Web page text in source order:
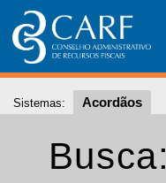
Sistemas: Acordãos
Busca: